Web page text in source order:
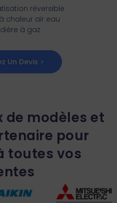
réversible
chaleur air eau
à gaz
Un Devis >
de modèles et
pour
toutes vos